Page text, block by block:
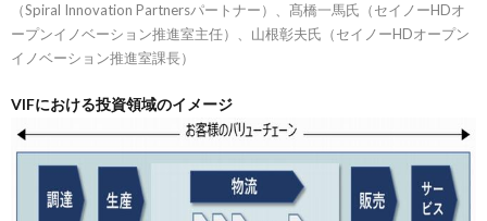
（Spiral Innovation Partnersパートナー）、髙橋一馬氏（セイノーHDオ
ープンイノベーション推進室主任）、山根彰夫氏（セイノーHDオープン
イノベーション推進室課長）
VIFにおける投資領域のイメージ